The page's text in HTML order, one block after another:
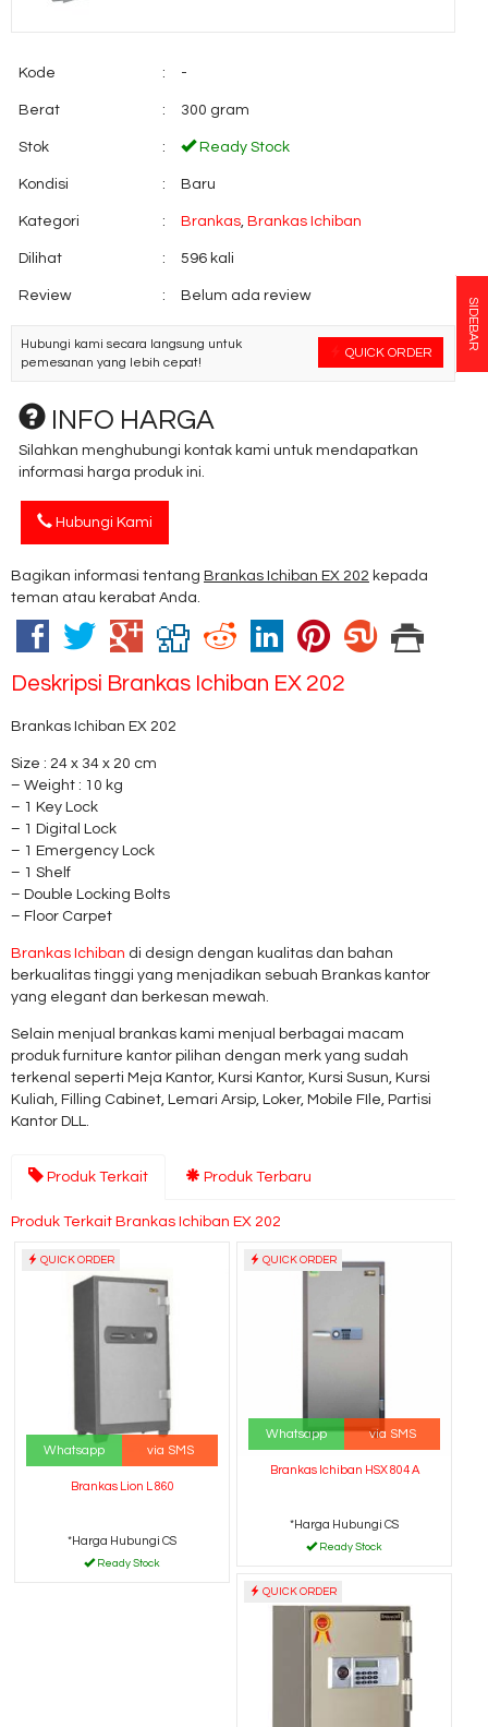
Kode : -
Berat : 300 gram
Stok : Ready Stock
Kondisi : Baru
Kategori : Brankas Brankas Ichiban
Dilihat : 596 kali
Review : Belum ada review
QUICK ORDER
Hubungi kami secara langsung untuk
pemesanan yang lebih cepat!
INFO HARGA
Silahkan menghubungi kontak kami untuk mendapatkan
informasi harga produk ini.
Hubungi Kami
Bagikan informasi tentang Brankas Ichiban EX 202 kepada
teman atau kerabat Anda.
Deskripsi Brankas Ichiban EX 202
Brankas Ichiban EX 202
Size : 24 x 34 x 20 cm
– Weight : 10 kg
– 1 Key Lock
– 1 Digital Lock
– 1 Emergency Lock
– 1 Shelf
– Double Locking Bolts
– Floor Carpet
Brankas Ichiban di design dengan kualitas dan bahan
berkualitas tinggi yang menjadikan sebuah Brankas kantor
yang elegant dan berkesan mewah.
Selain menjual brankas kami menjual berbagai macam
produk furniture kantor pilihan dengan merk yang sudah
terkenal seperti Meja Kantor, Kursi Kantor, Kursi Susun, Kursi
Kuliah, Filling Cabinet, Lemari Arsip, Loker, Mobile FIle, Partisi
Kantor DLL.
Produk Terkait Produk Terbaru
Produk Terkait Brankas Ichiban EX 202
QUICK ORDER
Whatsapp via SMS
Brankas Lion L 860
*Harga Hubungi CS
Ready Stock
QUICK ORDER
Whatsapp via SMS
Brankas Ichiban HSX 804 A
*Harga Hubungi CS
Ready Stock
QUICK ORDER
SIDEBAR